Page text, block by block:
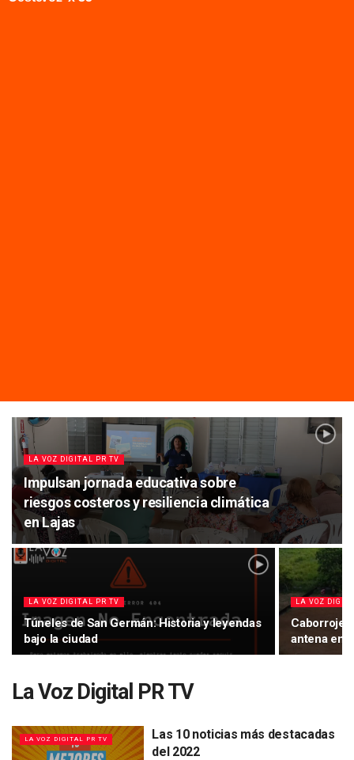
LA VOZ DIGITAL PR TV
Impulsan jornada educativa sobre
riesgos costeros y resiliencia climática
en Lajas
LA VOZ DIGITAL PR TV
Túneles de San Germán: Historia y leyendas
bajo la ciudad
LA VOZ
antena en
La Voz Digital PR TV
LA VOZ DIGITAL PR TV
Las 10 noticias más destacadas
del 2022